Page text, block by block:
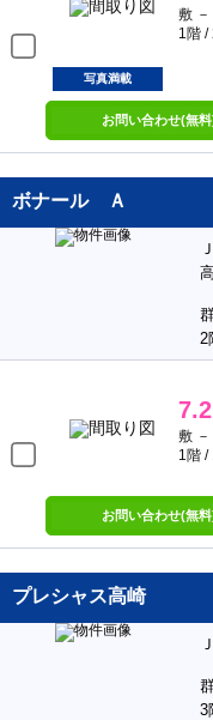
敷 －
1階 /
写真満載
お問い合わせ(無料
ボナール Ａ
2
7.2
敷 －
1階 /
お問い合わせ(無料
プレシャス高崎
3